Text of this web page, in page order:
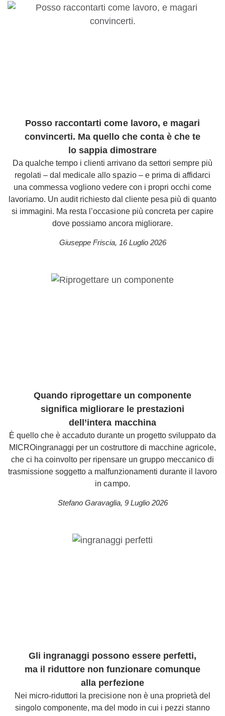
Posso raccontarti come lavoro, e magari
convincerti. Ma quello che conta è che te
lo sappia dimostrare
Da qualche tempo i clienti arrivano da settori sempre più
regolati – dal medicale allo spazio – e prima di affidarci
una commessa vogliono vedere con i propri occhi come
lavoriamo. Un audit richiesto dal cliente pesa più di quanto
si immagini. Ma resta l’occasione più concreta per capire
dove possiamo ancora migliorare.
Giuseppe Friscia, 16 Luglio 2026
Quando riprogettare un componente
significa migliorare le prestazioni
dell’intera macchina
È quello che è accaduto durante un progetto sviluppato da
MICROingranaggi per un costruttore di macchine agricole,
che ci ha coinvolto per ripensare un gruppo meccanico di
trasmissione soggetto a malfunzionamenti durante il lavoro
in campo.
Stefano Garavaglia, 9 Luglio 2026
Gli ingranaggi possono essere perfetti,
ma il riduttore non funzionare comunque
alla perfezione
Nei micro-riduttori la precisione non è una proprietà del
singolo componente, ma del modo in cui i pezzi stanno